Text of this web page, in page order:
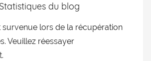
du blog
survenue lors de la récupération
Veuillez réessayer